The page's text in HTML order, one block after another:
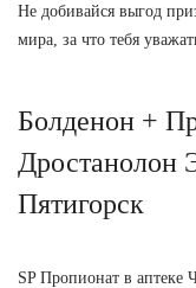
Не добивайся выгод
мира, за что тебя
Болденон +
Дростанолон
Пятигорск
SP Пропионат в аптеке